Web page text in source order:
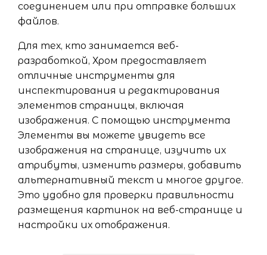
соединением или при отправке больших
файлов.
Для тех, кто занимается веб-
разработкой, Хром предоставляет
отличные инструменты для
инспектирования и редактирования
элементов страницы, включая
изображения. С помощью инструмента
Элементы вы можете увидеть все
изображения на странице, изучить их
атрибуты, изменить размеры, добавить
альтернативный текст и многое другое.
Это удобно для проверки правильности
размещения картинок на веб-странице и
настройки их отображения.